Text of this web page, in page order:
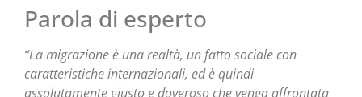
Parola di esperto
“La migrazione è una realtà, un fatto sociale con
caratteristiche internazionali, ed è quindi
assolutamente giusto e doveroso che venga affrontata